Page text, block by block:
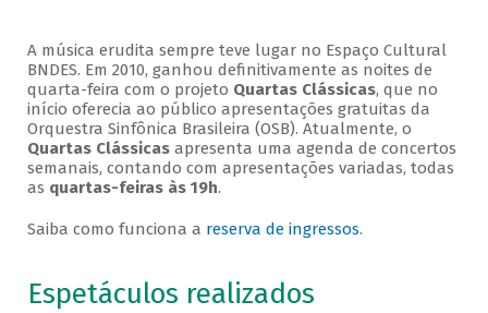
A música erudita sempre teve lugar no Espaço Cultural
BNDES. Em 2010, ganhou definitivamente as noites de
quarta-feira com o projeto Quartas Clássicas, que no
início oferecia ao público apresentações gratuitas da
Orquestra Sinfônica Brasileira (OSB). Atualmente, o
Quartas Clássicasapresenta uma agenda de concertos
semanais, contando com apresentações variadas, todas
as quartas-feiras às 19h.
Saiba como funciona a reserva de ingressos.
Espetáculos realizados